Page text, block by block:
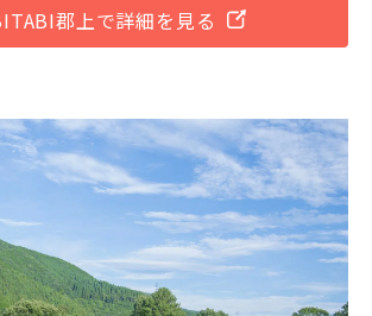
郡上で詳細を見る